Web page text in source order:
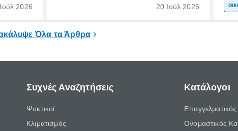
2026
σημαντική περίοδος στη ζωή κάθε20 Ιούλ 2026
Όλα τα Άρθρα
Συχνές Αναζητήσεις
Ψυκτικοί
Κλιματισμός
Κατάλογοι
Ονομαστικός